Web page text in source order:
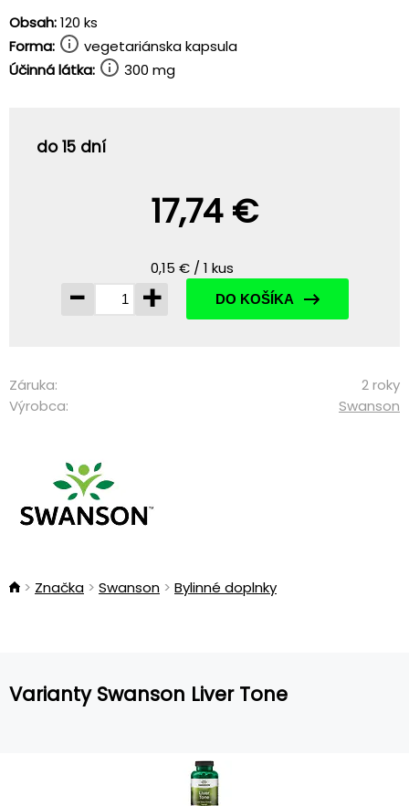
Obsah:120 ks
Forma:
vegetariánska kapsula
Účinná látka:
300 mg
do 15 dní
17,74 €
0,15 € / 1 kus
- + DO KOŠÍKA
Záruka:
2 roky
Výrobca:
Swanson
Značka Swanson Bylinné doplnky
Varianty Swanson Liver Tone